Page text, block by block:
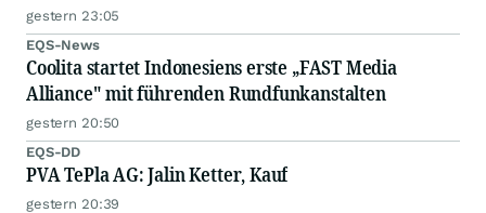
gestern 23:05
EQS-News
Coolita startet Indonesiens erste „FAST Media
Alliance" mit führenden Rundfunkanstalten
gestern 20:50
EQS-DD
PVA TePla AG: Jalin Ketter, Kauf
gestern 20:39